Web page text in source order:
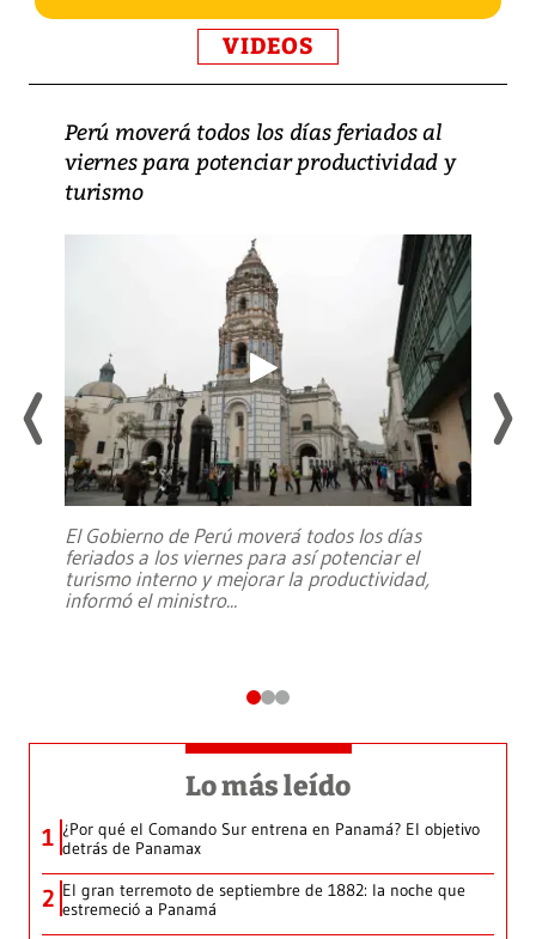
VIDEOS
Perú moverá todos los días feriados al
viernes para potenciar productividad y
turismo
El Gobierno de Perú moverá todos los días
feriados a los viernes para así potenciar el
turismo interno y mejorar la productividad,
informó el ministro...
Lo más leído
1 ¿Por qué el Comando Sur entrena en Panamá? El objetivo
detrás de Panamax
2 El gran terremoto de septiembre de 1882: la noche que
estremeció a Panamá